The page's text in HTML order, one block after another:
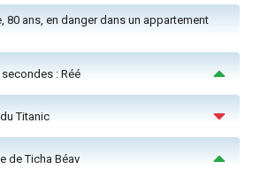
80 ans, en danger dans un appartement
: Réé
Titanic
de Ticha Béav